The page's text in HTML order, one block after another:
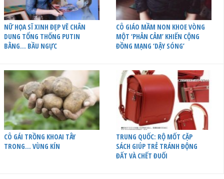
NỮ HỌA SĨ XINH ĐẸP VẼ CHÂN
DUNG TỔNG THỐNG PUTIN
BẰNG… BẦU NGỰC
CÔ GIÁO MẦM NON KHOE VÒNG
MỘT ‘PHẢN CẢM’ KHIẾN CỘNG
ĐỒNG MẠNG ‘DẬY SÓNG’
CÔ GÁI TRỒNG KHOAI TÂY
TRONG… VÙNG KÍN
TRUNG QUỐC: RỘ MỐT CẶP
SÁCH GIÚP TRẺ TRÁNH ĐỘNG
ĐẤT VÀ CHẾT ĐUỐI